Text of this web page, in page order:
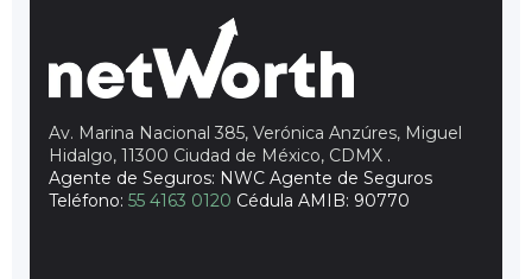
Av. Marina Nacional 385, Verónica Anzúres, Miguel
Hidalgo, 11300 Ciudad de México, CDMX .
Agente de Seguros: NWC Agente de Seguros
Teléfono: 55 4163 0120 Cédula AMIB: 90770